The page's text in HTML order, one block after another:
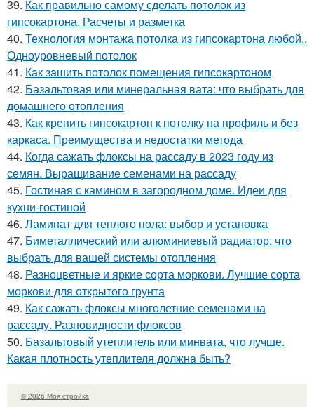
39. Как правильно самому сделать потолок из
гипсокартона. Расчеты и разметка
40. Технология монтажа потолка из гипсокартона любой..
Одноуровневый потолок
41. Как зашить потолок помещения гипсокартоном
42. Базальтовая или минеральная вата: что выбрать для
домашнего отопления
43. Как крепить гипсокартон к потолку на профиль и без
каркаса. Преимущества и недостатки метода
44. Когда сажать флоксы на рассаду в 2023 году из
семян. Выращивание семенами на рассаду
45. Гостиная с камином в загородном доме. Идеи для
кухни-гостиной
46. Ламинат для теплого пола: выбор и установка
47. Биметаллический или алюминиевый радиатор: что
выбрать для вашей системы отопления
48. Разноцветные и яркие сорта моркови. Лучшие сорта
моркови для открытого грунта
49. Как сажать флоксы многолетние семенами на
рассаду. Разновидности флоксов
50. Базальтовый утеплитель или минвата, что лучше.
Какая плотность утеплителя должна быть?
© 2026 Моя стройка